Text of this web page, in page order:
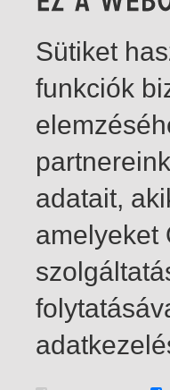
1-1 / összesen 1 találat
Sütiket
funkciók
adatait,
amelyeket